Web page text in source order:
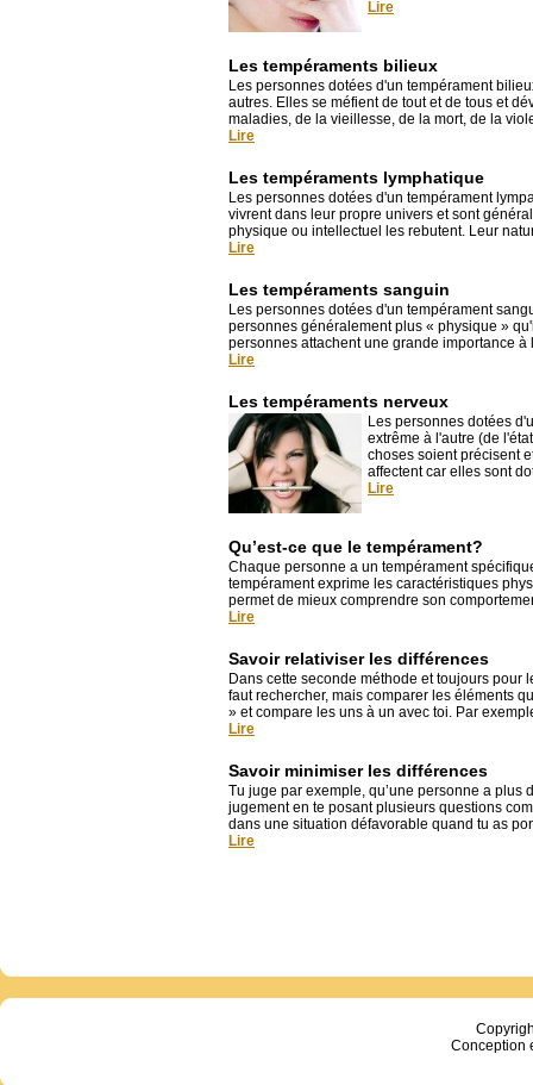
Lire
Les tempéraments bilieux
Les personnes dotées d'un tempérament
autres. Elles se méfient de tout et de tous et
maladies, de la vieillesse, de la mort, de la
Lire
Les tempéraments lymphatique
Les personnes dotées d'un tempérament
vivrent dans leur propre univers et sont
physique ou intellectuel les rebutent. Leur
Lire
Les tempéraments sanguin
Les personnes dotées d'un tempérament
personnes généralement plus « physique »
personnes attachent une grande importance
Lire
Les tempéraments nerveux
Les personnes dotées
extrême à l'autre (de
choses soient précisent
affectent car elles sont
Lire
Qu’est-ce que le tempérament?
Chaque personne a un tempérament
tempérament exprime les caractéristiques
permet de mieux comprendre son
Lire
Savoir relativiser les différences
Dans cette seconde méthode et toujours pour
faut rechercher, mais comparer les éléments
» et compare les uns à un avec toi. Par
Lire
Savoir minimiser les différences
Tu juge par exemple, qu’une personne a
jugement en te posant plusieurs questions
dans une situation défavorable quand tu as
Lire
Conception